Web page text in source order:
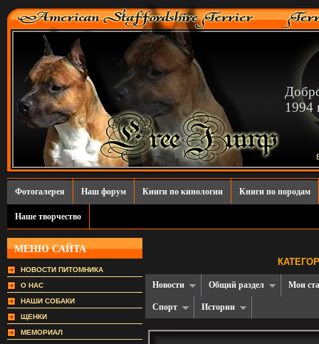
1994
Фотогалерея Наш форум Книги по кинологии Книги по породам
Наше творчество
МЕНЮ САЙТА
НОВОСТИ ПИТОМНИКА
О НАС
НАШИ СОБАКИ
ЩЕНКИ
МЕМОРИАЛ
Новости Общий раздел Мои
Спорт Истории